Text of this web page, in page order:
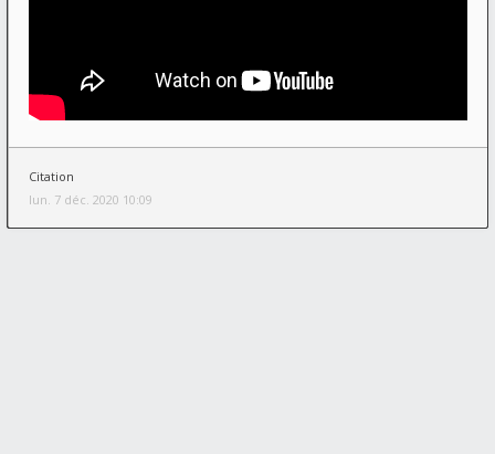
Citation
lun. 7 déc. 2020 10:09